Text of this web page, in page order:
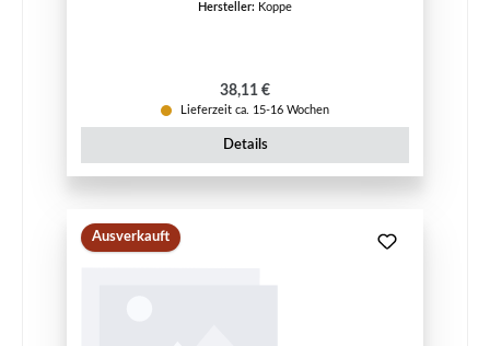
Hersteller: Koppe
Regulärer Preis:
38,11 €
Lieferzeit ca. 15-16 Wochen
Details
Ausverkauft